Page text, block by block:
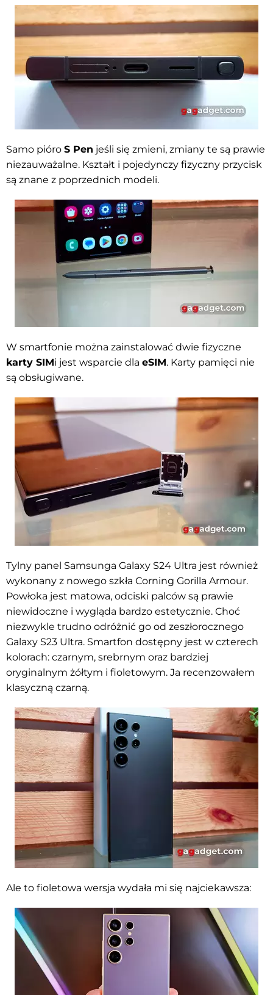
Samo pióro S Pen jeśli się zmieni, zmiany te są prawie
niezauważalne. Kształt i pojedynczy fizyczny przycisk
są znane z poprzednich modeli.
W smartfonie można zainstalować dwie fizyczne
karty SIMi jest wsparcie dla eSIM. Karty pamięci nie
są obsługiwane.
Tylny panel Samsunga Galaxy S24 Ultra jest również
wykonany z nowego szkła Corning Gorilla Armour.
Powłoka jest matowa, odciski palców są prawie
niewidoczne i wygląda bardzo estetycznie. Choć
niezwykle trudno odróżnić go od zeszłorocznego
Galaxy S23 Ultra. Smartfon dostępny jest w czterech
kolorach: czarnym, srebrnym oraz bardziej
oryginalnym żółtym i fioletowym. Ja recenzowałem
klasyczną czarną.
Ale to fioletowa wersja wydała mi się najciekawsza: